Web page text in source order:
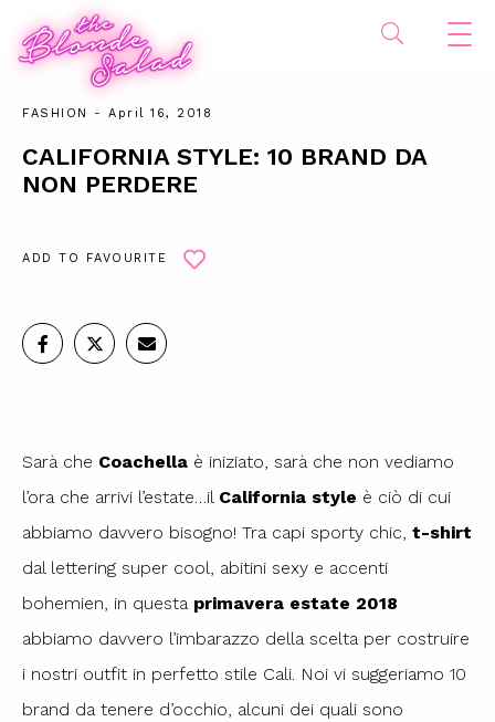
FASHION - April 16, 2018
CALIFORNIA STYLE: 10 BRAND DA
NON PERDERE
ADD TO FAVOURITE
Sarà che Coachella è iniziato, sarà che non vediamo
l’ora che arrivi l’estate…il California style è ciò di cui
abbiamo davvero bisogno! Tra capi sporty chic, t-shirt
dal lettering super cool, abitini sexy e accenti
bohemien, in questa primavera estate 2018
abbiamo davvero l’imbarazzo della scelta per costruire
i nostri outfit in perfetto stile Cali. Noi vi suggeriamo 10
brand da tenere d’occhio, alcuni dei quali sono